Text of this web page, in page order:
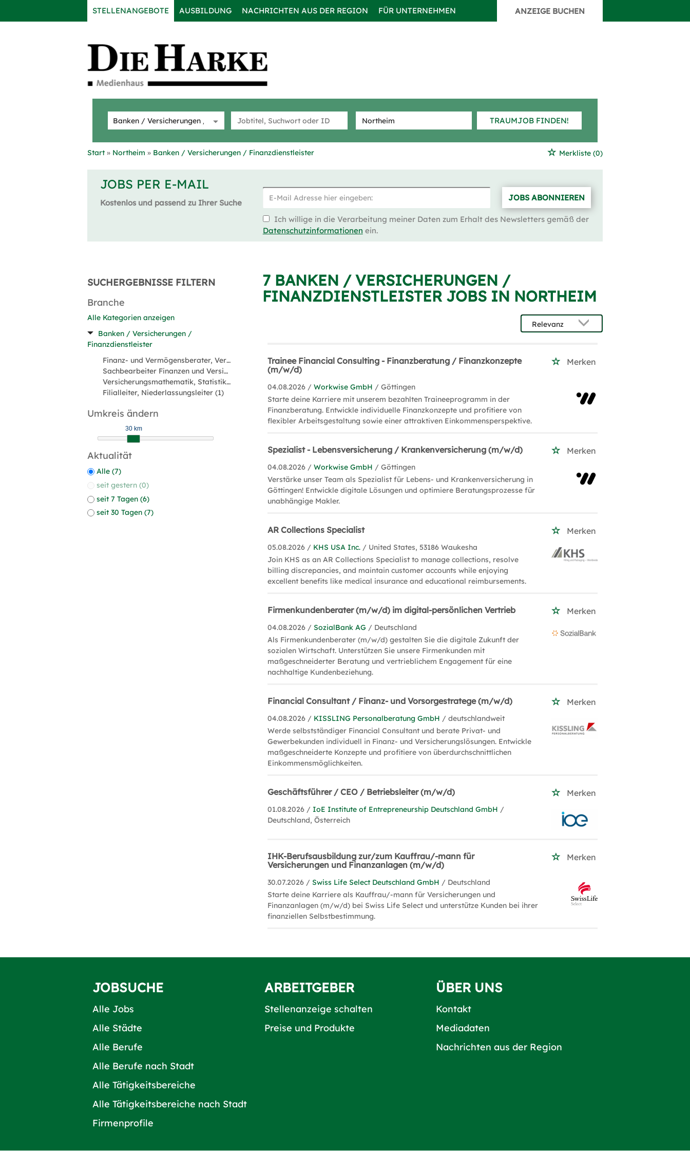
STELLENANGEBOTE AUSBILDUNG NACHRICHTEN AUS DER REGION FÜR UNTERNEHMEN ANZEIGE BUCHEN
TRAUMJOB FINDEN!
Start Northeim Banken / Versicherungen / Finanzdienstleister Merkliste (0)
JOBS PER E-MAIL
Kostenlos und passend zu Ihrer Suche
JOBS ABONNIEREN
Ich willige in die Verarbeitung meiner Daten zum Erhalt des Newsletters gemäß der
Datenschutzinformationen ein.
SUCHERGEBNISSE FILTERN
Branche
Alle Kategorien anzeigen
Banken / Versicherungen /
Finanzdienstleister
Finanz- und Vermögensberater, Versicherungsvermittler (4)
Sachbearbeiter Finanzen und Versicherungen (3)
Versicherungsmathematik, Statistik, Underwriting (2)
Filialleiter, Niederlassungsleiter (1)
Umkreis ändern
30 km
Aktualität
Alle (7)
seit gestern (0)
seit 7 Tagen (6)
seit 30 Tagen (7)
7 BANKEN / VERSICHERUNGEN /
FINANZDIENSTLEISTER JOBS IN NORTHEIM
Trainee Financial Consulting - Finanzberatung / Finanzkonzepte
(m/w/d)
Merken
04.08.2026 /Workwise GmbH / Göttingen
Starte deine Karriere mit unserem bezahlten Traineeprogramm in der
Finanzberatung. Entwickle individuelle Finanzkonzepte und profitiere von
flexibler Arbeitsgestaltung sowie einer attraktiven Einkommensperspektive.
Spezialist - Lebensversicherung / Krankenversicherung (m/w/d) Merken
04.08.2026 /Workwise GmbH / Göttingen
Verstärke unser Team als Spezialist für Lebens- und Krankenversicherung in
Göttingen! Entwickle digitale Lösungen und optimiere Beratungsprozesse für
unabhängige Makler.
AR Collections Specialist Merken
05.08.2026 / KHS USA Inc. / United States, 53186 Waukesha
Join KHS as an AR Collections Specialist to manage collections, resolve
billing discrepancies, and maintain customer accounts while enjoying
excellent benefits like medical insurance and educational reimbursements.
Firmenkundenberater (m/w/d) im digital-persönlichen Vertrieb Merken
04.08.2026 /SozialBank AG / Deutschland
Als Firmenkundenberater (m/w/d) gestalten Sie die digitale Zukunft der
sozialen Wirtschaft. Unterstützen Sie unsere Firmenkunden mit
maßgeschneiderter Beratung und vertrieblichem Engagement für eine
nachhaltige Kundenbeziehung.
Financial Consultant / Finanz- und Vorsorgestratege (m/w/d) Merken
04.08.2026 / KISSLING Personalberatung GmbH / deutschlandweit
Werde selbstständiger Financial Consultant und berate Privat- und
Gewerbekunden individuell in Finanz- und Versicherungslösungen. Entwickle
maßgeschneiderte Konzepte und profitiere von überdurchschnittlichen
Einkommensmöglichkeiten.
Geschäftsführer / CEO / Betriebsleiter (m/w/d) Merken
01.08.2026 / IoE Institute of Entrepreneurship Deutschland GmbH /
Deutschland, Österreich
IHK-Berufsausbildung zur/zum Kauffrau/-mann für
Versicherungen und Finanzanlagen (m/w/d)
Merken
30.07.2026 /Swiss Life Select Deutschland GmbH / Deutschland
Starte deine Karriere als Kauffrau/-mann für Versicherungen und
Finanzanlagen (m/w/d) bei Swiss Life Select und unterstütze Kunden bei ihrer
finanziellen Selbstbestimmung.
JOBSUCHE
Alle Jobs
Alle Städte
Alle Berufe
Alle Berufe nach Stadt
Alle Tätigkeitsbereiche
Alle Tätigkeitsbereiche nach Stadt
Firmenprofile
ARBEITGEBER
Stellenanzeige schalten
Preise und Produkte
ÜBER UNS
Kontakt
Mediadaten
Nachrichten aus der Region